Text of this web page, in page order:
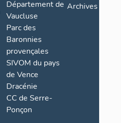
Département de
Vaucluse
Parc des
Baronnies
provençales
SIVOM du pays
de Vence
Dracénie
CC de Serre-
Ponçon
Archives